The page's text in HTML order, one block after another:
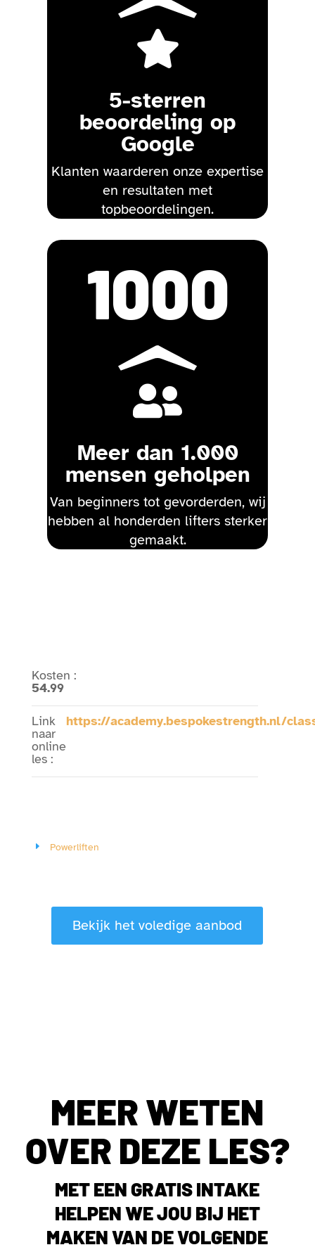

5-sterren
beoordeling op
Google
Klanten waarderen onze expertise
en resultaten met
topbeoordelingen.
1000

Meer dan 1.000
mensen geholpen
Van beginners tot gevorderden, wij
hebben al honderden lifters sterker
gemaakt.
Kosten :
54.99
Link
naar
online
les:
https://academy.bespokestrength.nl/
Powerliften
Bekijk het voledige aanbod
MEER WETEN
OVER DEZE LES?
MET EEN GRATIS INTAKE
HELPEN WE JOU BIJ HET
MAKEN VAN DE VOLGENDE